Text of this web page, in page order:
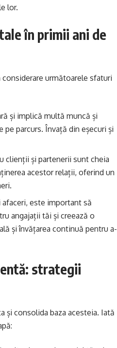
lor.
în primii ani de
următoarele sfaturi
și implică multă muncă și
parcurs. Învață din eșecuri și
clienții și partenerii sunt cheia
acestor relații, oferind un
este important să
angajații tăi și creează o
și învățarea continuă pentru a-
strategii
și consolida baza acesteia. Iată